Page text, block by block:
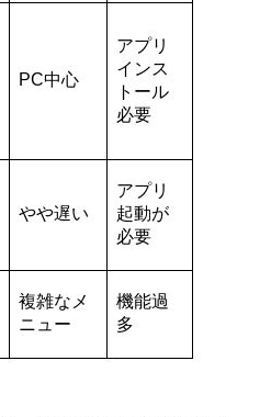
PC中心
アプリ
インス
トール
必要
やや遅い
アプリ
起動が
必要
複雑なメ
ニュー
機能過
多